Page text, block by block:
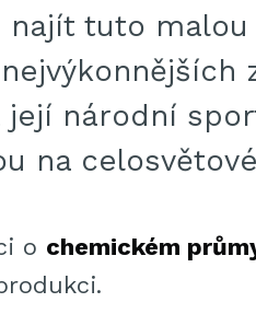
tuto malou
její národní
na
o chemickém